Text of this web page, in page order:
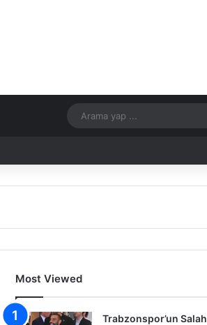
Most Viewed
Trabzonspor’un Salah